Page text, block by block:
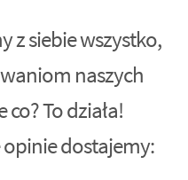
z siebie wszystko,
naszych
To działa!
opinie dostajemy: